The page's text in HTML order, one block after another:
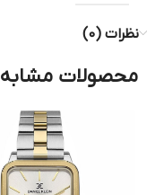
نظرات (0)
محصولات مشابه